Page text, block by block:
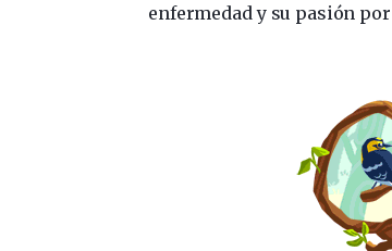
enfermedad y su pasión por